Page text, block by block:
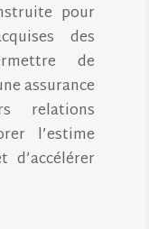
pour
des
de
assurance
relations
l’estime
d’accélérer